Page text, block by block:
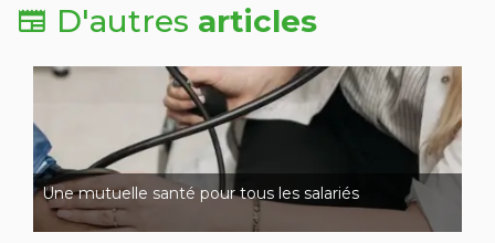
D'autres articles
Une mutuelle santé pour tous les salariés